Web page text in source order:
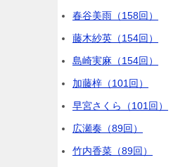
春谷美雨（158回）
藤木紗英（154回）
島崎実麻（154回）
加藤梓（101回）
早宮さくら（101回）
広瀬奏（89回）
竹内香菜（89回）